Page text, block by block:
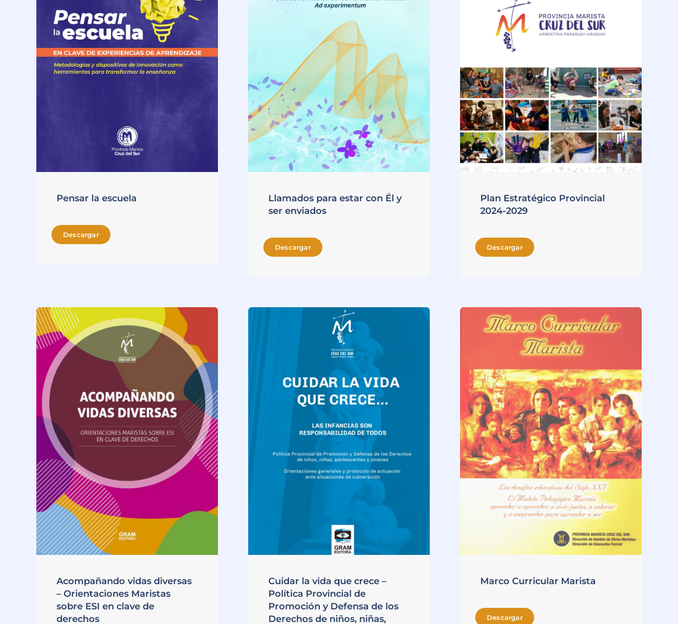
Pensar la escuela
Descargar
Llamados para estar con Él y
ser enviados
Descargar
Plan Estratégico Provincial
2024-2029
Descargar
Acompañando vidas diversas
– Orientaciones Maristas
sobre ESI en clave de
derechos
Cuidar la vida que crece –
Política Provincial de
Promoción y Defensa de los
Derechos de niños, niñas,
Marco Curricular Marista
Descargar